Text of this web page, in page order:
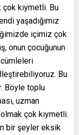
kıymetli. Bu
yaşadığımız
içimiz çok
onun çocuğunun
cümleleri
Bu
Böyle toplu
uzman
çok kıymetli.
bir şeyler eksik